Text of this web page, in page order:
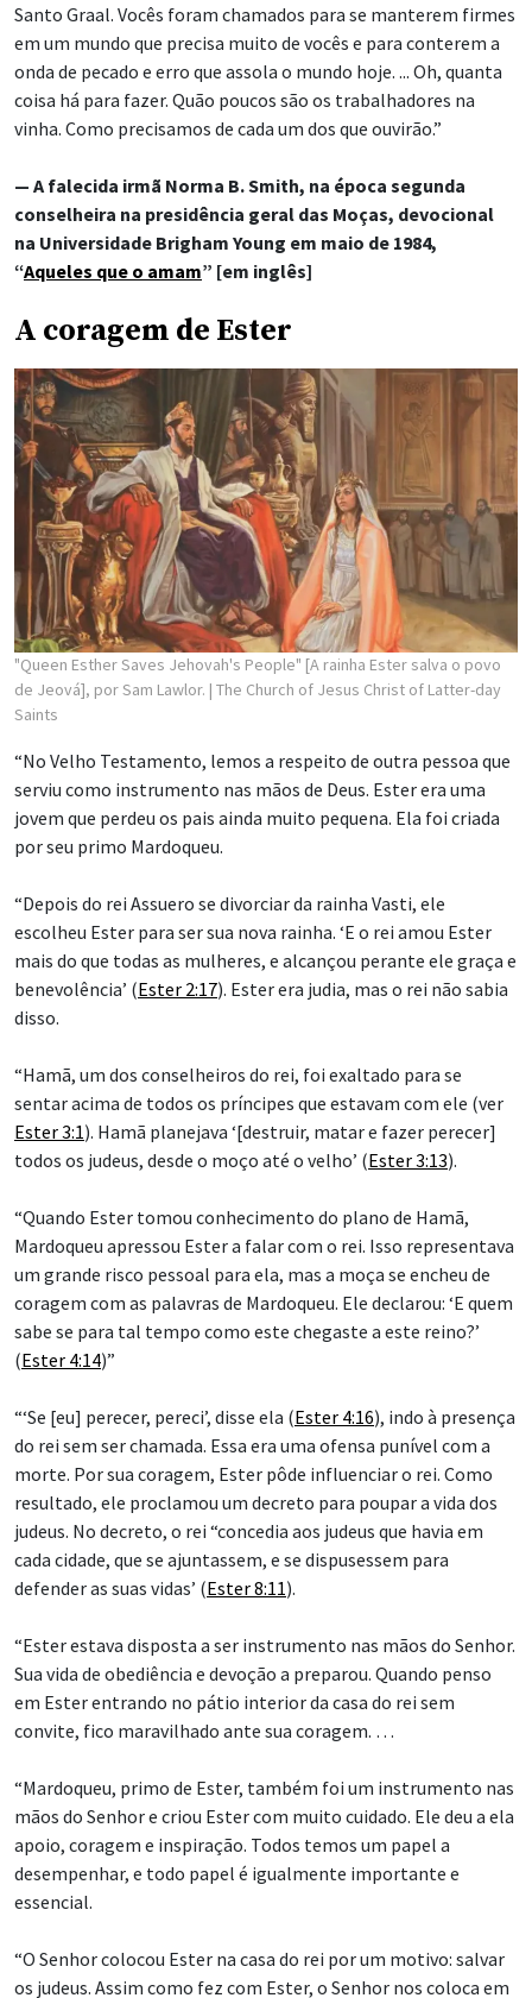
Santo Graal. Vocês foram chamados para se manterem firmes
em um mundo que precisa muito de vocês e para conterem a
onda de pecado e erro que assola o mundo hoje. ... Oh, quanta
coisa há para fazer. Quão poucos são os trabalhadores na
vinha. Como precisamos de cada um dos que ouvirão.”
— A falecida irmã Norma B. Smith, na época segunda
conselheira na presidência geral das Moças, devocional
na Universidade Brigham Young em maio de 1984,
“Aqueles que o amam” [em inglês]
A coragem de Ester
"Queen Esther Saves Jehovah's People" [A rainha Ester salva o povo
de Jeová], por Sam Lawlor. | The Church of Jesus Christ of Latter-day
Saints
“No Velho Testamento, lemos a respeito de outra pessoa que
serviu como instrumento nas mãos de Deus. Ester era uma
jovem que perdeu os pais ainda muito pequena. Ela foi criada
por seu primo Mardoqueu.
“Depois do rei Assuero se divorciar da rainha Vasti, ele
escolheu Ester para ser sua nova rainha. ‘E o rei amou Ester
mais do que todas as mulheres, e alcançou perante ele graça e
benevolência’ (Ester 2:17). Ester era judia, mas o rei não sabia
disso.
“Hamã, um dos conselheiros do rei, foi exaltado para se
sentar acima de todos os príncipes que estavam com ele (ver
Ester 3:1). Hamã planejava ‘[destruir, matar e fazer perecer]
todos os judeus, desde o moço até o velho’ (Ester 3:13).
“Quando Ester tomou conhecimento do plano de Hamã,
Mardoqueu apressou Ester a falar com o rei. Isso representava
um grande risco pessoal para ela, mas a moça se encheu de
coragem com as palavras de Mardoqueu. Ele declarou: ‘E quem
sabe se para tal tempo como este chegaste a este reino?’
(Ester 4:14)”
“‘Se [eu] perecer, pereci’, disse ela (Ester 4:16), indo à presença
do rei sem ser chamada. Essa era uma ofensa punível com a
morte. Por sua coragem, Ester pôde influenciar o rei. Como
resultado, ele proclamou um decreto para poupar a vida dos
judeus. No decreto, o rei “concedia aos judeus que havia em
cada cidade, que se ajuntassem, e se dispusessem para
defender as suas vidas’ (Ester 8:11).
“Ester estava disposta a ser instrumento nas mãos do Senhor.
Sua vida de obediência e devoção a preparou. Quando penso
em Ester entrando no pátio interior da casa do rei sem
convite, fico maravilhado ante sua coragem. …
“Mardoqueu, primo de Ester, também foi um instrumento nas
mãos do Senhor e criou Ester com muito cuidado. Ele deu a ela
apoio, coragem e inspiração. Todos temos um papel a
desempenhar, e todo papel é igualmente importante e
essencial.
“O Senhor colocou Ester na casa do rei por um motivo: salvar
os judeus. Assim como fez com Ester, o Senhor nos coloca em